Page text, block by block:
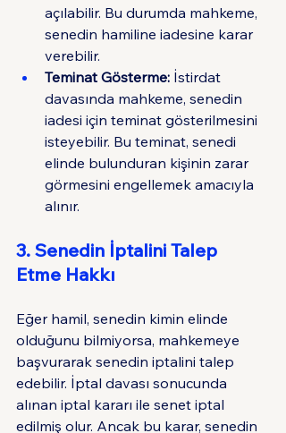
açılabilir. Bu durumda mahkeme,
senedin hamiline iadesine karar
verebilir.
Teminat Gösterme: İstirdat
davasında mahkeme, senedin
iadesi için teminat gösterilmesini
isteyebilir. Bu teminat, senedi
elinde bulunduran kişinin zarar
görmesini engellemek amacıyla
alınır.
3. Senedin İptalini Talep
Etme Hakkı
Eğer hamil, senedin kimin elinde
olduğunu bilmiyorsa, mahkemeye
başvurarak senedin iptalini talep
edebilir. İptal davası sonucunda
alınan iptal kararı ile senet iptal
edilmiş olur. Ancak bu karar, senedin